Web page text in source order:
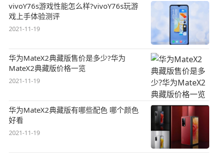
vivoY76s游戏性能怎么样?vivoY76s玩游
戏上手体验测评
2021-11-19
华为MateX2典藏版售价是多少?华为
MateX2典藏版价格一览
2021-11-19
华为MateX2典藏版有哪些配色 哪个颜色
好看
2021-11-19